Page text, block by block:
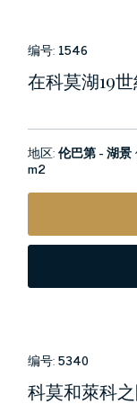
编号: 1546
在科莫湖19
地区:伦巴第 - 湖景
m2
编号:5340
科莫和萊科